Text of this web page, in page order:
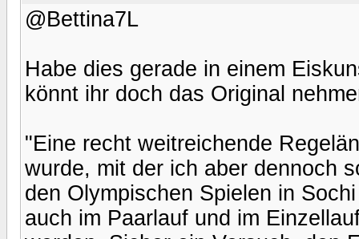
@Bettina7L
Habe dies gerade in einem
könnt ihr doch das Original
"Eine recht weitreichende
wurde, mit der ich aber dennoch
den Olympischen Spielen in
auch im Paarlauf und im